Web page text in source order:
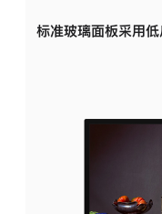
标准玻璃面板采用